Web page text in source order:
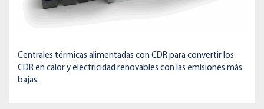
Centrales térmicas alimentadas con CDR para convertir los
CDR en calor y electricidad renovables con las emisiones más
bajas.